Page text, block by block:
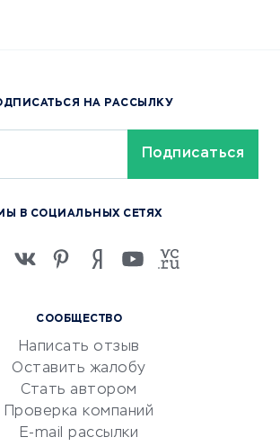
и продажи
работы
СООБЩЕСТВО
Написать отзыв
Оставить жалобу
Стать автором
Проверка компаний
E-mail рассылки
НА РАССЫЛКУ
В СОЦИАЛЬНЫХ СЕТЯХ